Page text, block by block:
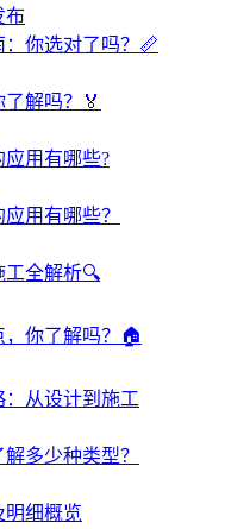
你选对了吗？📏
解吗？🏅
用有哪些?
用有哪些？
全解析🔍
你了解吗？🏠
从设计到施工
多少种类型？
明细概览